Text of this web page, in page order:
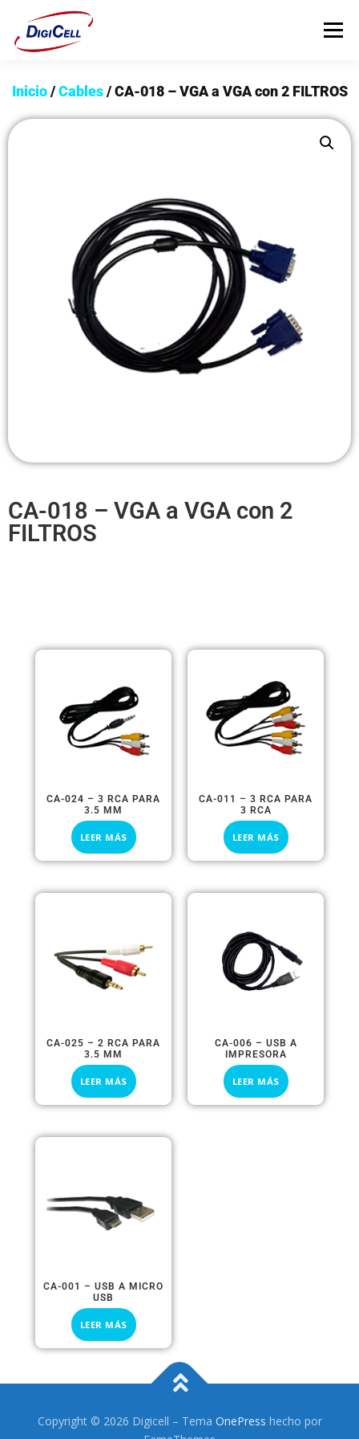
Menú
INICIO >>> ¡FUNDAS MAGNET! <<< FUNDAS
Trípodes
Soportes
Headsets Gamer
Headsets Inalambricos
Auriculares con Cable
Amplificadores
Repuestos
Inicio/Cables/ CA-018 – VGA a VGA con 2 FILTROS
CA-018 – VGA a VGA con 2
FILTROS
CA-024 – 3 RCA PARA
3.5 MM
LEER MÁS
CA-011 – 3 RCA PARA
3 RCA
LEER MÁS
CA-025 – 2 RCA PARA
3.5 MM
LEER MÁS
CA-006 – USB A
IMPRESORA
LEER MÁS
CA-001 – USB A MICRO
USB
LEER MÁS
Copyright © 2026 Digicell – Tema OnePress hecho por